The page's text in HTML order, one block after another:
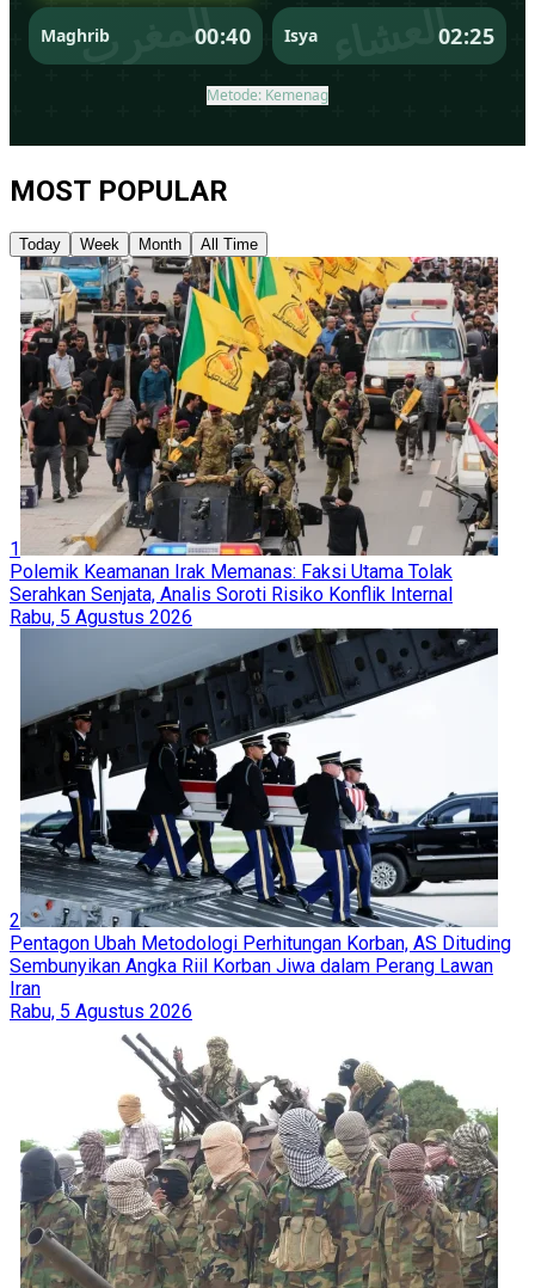
MOST POPULAR
Today Week Month All Time
1
Polemik Keamanan Irak Memanas: Faksi Utama Tolak
Serahkan Senjata, Analis Soroti Risiko Konflik Internal
Rabu, 5 Agustus 2026
2
Pentagon Ubah Metodologi Perhitungan Korban, AS Dituding
Sembunyikan Angka Riil Korban Jiwa dalam Perang Lawan
Iran
Rabu, 5 Agustus 2026